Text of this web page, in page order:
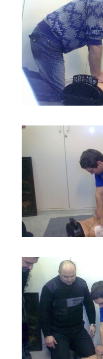
ŠKOLENÍ
ŠKOLENÍ
ŠKOLENÍ